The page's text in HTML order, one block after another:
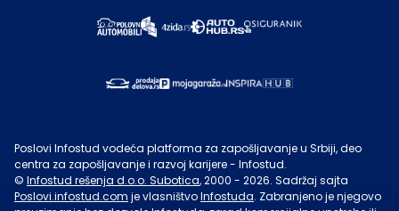
Poslovi Infostud vodeća platforma za zapošljavanje u Srbiji, deo
centra za zapošljavanje i razvoj karijere - Infostud.
© Infostud rešenja d.o.o. Subotica, 2000 - 2026. Sadržaj sajta
Poslovi.infostud.com je vlasništvoInfostuda. Zabranjeno je njegovo